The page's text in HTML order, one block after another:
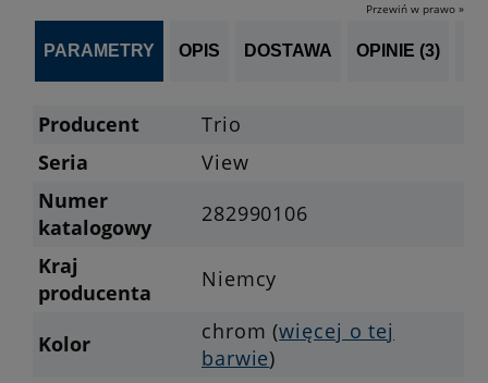
Przewiń w prawo »
PARAMETRY OPIS DOSTAWA OPINIE (3)
Producent
Trio
Seria
View
Numer
katalogowy
282990106
Kraj
producenta
Niemcy
Kolor chrom (więcej o tej
barwie)